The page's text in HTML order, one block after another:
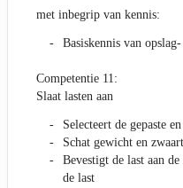
met inbegrip van kennis:
Basiskennis van
Competentie 11:
Slaat lasten aan
Selecteert de gepaste
Schat gewicht en
Bevestigt de last aan
de last